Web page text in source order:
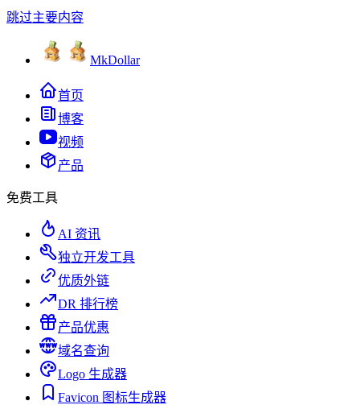
跳过主要内容
MkDollar
首页
博客
视频
产品
免费工具
AI 资讯
独立开发工具
优质外链
DR 排行榜
产品优惠
域名查询
Logo 生成器
Favicon 图标生成器